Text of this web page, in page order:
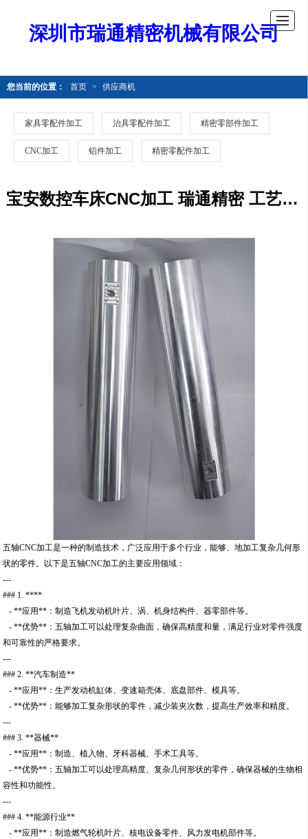
深圳市瑞通精密机械有限公司
您当前的位置： 首页 > 供应商机
家具零配件加工 治具零配件加工 精密零部件加工
CNC加工 铝件加工 精密零配件加工
宝安数控车床CNC加工 瑞通精密 工艺成熟
五轴CNC加工是一种的制造技术，广泛应用于多个行业，能够、地加工复杂几何形
状的零件。以下是五轴CNC加工的主要应用领域：
---
### 1. ****
- **应用**：制造飞机发动机叶片、涡、机身结构件、器零部件等。
- **优势**：五轴加工可以处理复杂曲面，确保高精度和量，满足行业对零件强度
和可靠性的严格要求。
---
### 2. **汽车制造**
- **应用**：生产发动机缸体、变速箱壳体、底盘部件、模具等。
- **优势**：能够加工复杂形状的零件，减少装夹次数，提高生产效率和精度。
---
### 3. **器械**
- **应用**：制造、植入物、牙科器械、手术工具等。
- **优势**：五轴加工可以处理高精度、复杂几何形状的零件，确保器械的生物相
容性和功能性。
---
### 4. **能源行业**
- **应用**：制造燃气轮机叶片、核电设备零件、风力发电机部件等。